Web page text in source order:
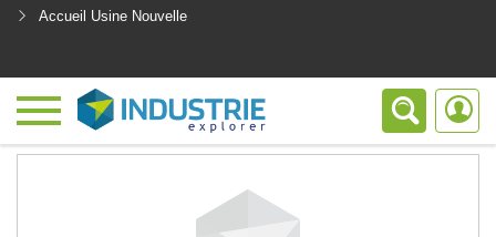
Accueil Usine Nouvelle